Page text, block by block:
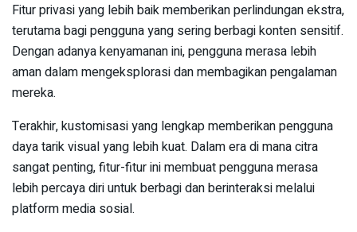
Fitur privasi yang lebih baik memberikan perlindungan ekstra,
terutama bagi pengguna yang sering berbagi konten sensitif.
Dengan adanya kenyamanan ini, pengguna merasa lebih
aman dalam mengeksplorasi dan membagikan pengalaman
mereka.
Terakhir, kustomisasi yang lengkap memberikan pengguna
daya tarik visual yang lebih kuat. Dalam era di mana citra
sangat penting, fitur-fitur ini membuat pengguna merasa
lebih percaya diri untuk berbagi dan berinteraksi melalui
platform media sosial.